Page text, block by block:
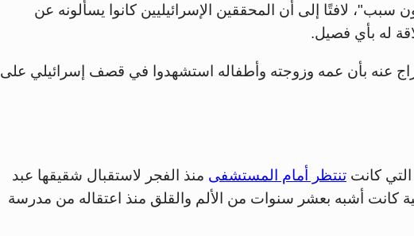
سبب"، لافتًا إلى أن المحققين الإسرائيليين كانوا يسألونه عن
له بأي فصيل.
عنه بأن عمه وزوجته وأطفاله استشهدوا في قصف إسرائيلي على
تنتظر أمام المستشفى منذ الفجر لاستقبال شقيقها عبد
كانت أشبه بعشر سنوات من الألم والقلق منذ اعتقاله من مدرسة